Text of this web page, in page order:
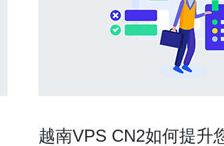
越南VPS CN2如何提升